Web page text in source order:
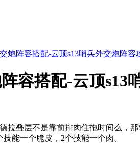
炮阵容搭配-云顶s13哨兵外交炮阵容
容搭配-云顶s13
拉叠层不是靠前排肉住拖时间么，
能一个脆皮，2个技能一个肉。